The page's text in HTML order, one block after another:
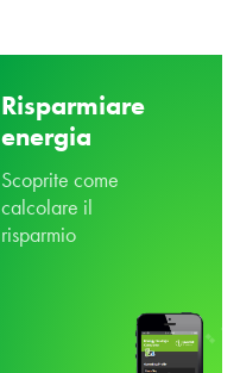
Risparmiare
energia
Scoprite come
calcolare il
risparmio